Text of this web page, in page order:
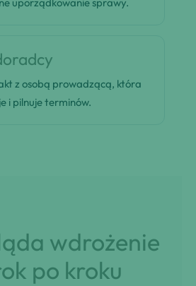
z osobą prowadzącą, która
i pilnuje terminów.
wdrożenie
po kroku